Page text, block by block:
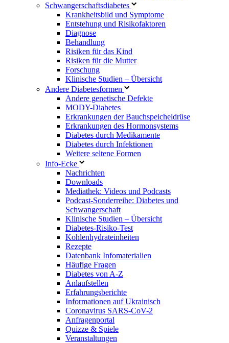
Schwangerschaftsdiabetes
Krankheitsbild und Symptome
Entstehung und Risikofaktoren
Diagnose
Behandlung
Risiken für das Kind
Risiken für die Mutter
Forschung
Klinische Studien – Übersicht
Andere Diabetesformen
Andere genetische Defekte
MODY-Diabetes
Erkrankungen der Bauchspeicheldrüse
Erkrankungen des Hormonsystems
Diabetes durch Medikamente
Diabetes durch Infektionen
Weitere seltene Formen
Info-Ecke
Nachrichten
Downloads
Mediathek: Videos und Podcasts
Podcast-Sonderreihe: Diabetes und
Schwangerschaft
Klinische Studien – Übersicht
Diabetes-Risiko-Test
Kohlenhydrateinheiten
Rezepte
Datenbank Infomaterialien
Häufige Fragen
Diabetes von A-Z
Anlaufstellen
Erfahrungsberichte
Informationen auf Ukrainisch
Coronavirus SARS-CoV-2
Anfragenportal
Quizze & Spiele
Veranstaltungen